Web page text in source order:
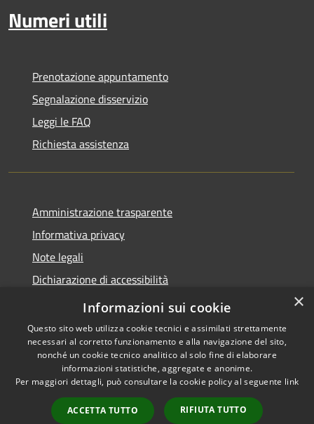
Numeri utili
Prenotazione appuntamento
Segnalazione disservizio
Leggi le FAQ
Richiesta assistenza
Amministrazione trasparente
Informativa privacy
Note legali
Dichiarazione di accessibilità
Whistleblowing
Accessibilità
Copyright © 2026 • Comune di
Abbiategrasso • Powered by
Municipium•
Accesso
×
Informazioni sui cookie
Questo sito web utilizza cookie tecnici e assimilati strettamente
necessari al corretto funzionamento e alla navigazione del sito,
nonché un cookie tecnico analitico al solo fine di elaborare
informazioni statistiche, aggregate e anonime.
Per maggiori dettagli, può consultare la cookie policy al seguente link
ACCETTA TUTTO RIFIUTA TUTTO